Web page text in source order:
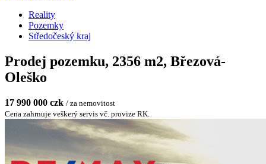
Reality
Pozemky
Středočeský kraj
Prodej pozemku, 2356 m2, Březová-
Oleško
17 990 000 czk / za nemovitost
Cena zahrnuje veškerý servis vč. provize RK.